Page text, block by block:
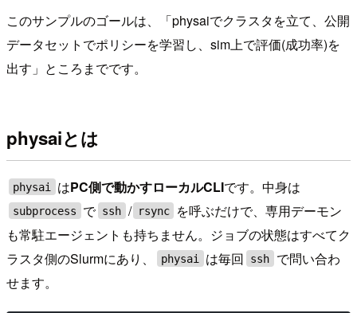
このサンプルのゴールは、「physaiでクラスタを立て、公開
データセットでポリシーを学習し、sim上で評価(成功率)を
出す」ところまでです。
physaiとは
physai はPC側で動かすローカルCLIです。中身は
subprocess で ssh / rsync
を呼ぶだけで、専用デーモン
も常駐エージェントも持ちません。ジョブの状態はすべてク
ラスタ側のSlurmにあり、
physai は毎回 ssh
で問い合わ
せます。